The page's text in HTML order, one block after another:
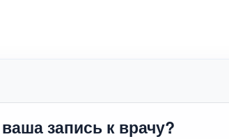
запись к врачу?